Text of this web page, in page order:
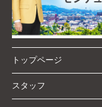
トップページ
スタッフ